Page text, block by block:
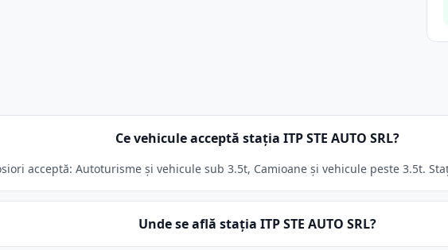
Ce vehicule acceptă stația ITP STE AUTO SRL?
acceptă: Autoturisme și vehicule sub 3.5t, Camioane și vehicule peste 3.5t.
Unde se află stația ITP STE AUTO SRL?